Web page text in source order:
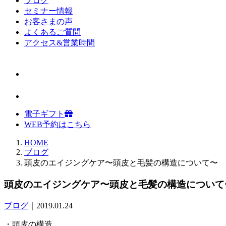
セミナー情報
お客さまの声
よくあるご質問
アクセス&営業時間
電子ギフト
WEB予約はこちら
HOME
ブログ
頭皮のエイジングケア〜頭皮と毛髪の構造について〜
頭皮のエイジングケア〜頭皮と毛髪の構造につい
ブログ ｜2019.01.24
・頭皮の構造